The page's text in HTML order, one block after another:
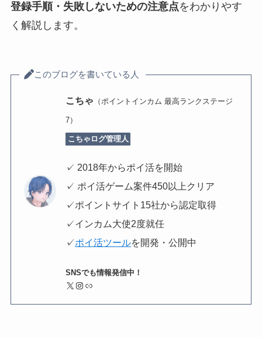
登録手順・失敗しないための注意点をわかりやす
く解説します。
このブログを書いている人
こちゃ （ポイントインカム 最高ランクステージ
7）
こちゃログ管理人
✓ 2018年からポイ活を開始
✓ ポイ活ゲーム案件450以上クリア
✓ポイントサイト15社から認定取得
✓インカム大使2度就任
✓ポイ活ツールを開発・公開中
SNSでも情報発信中！
X Instagram リンク